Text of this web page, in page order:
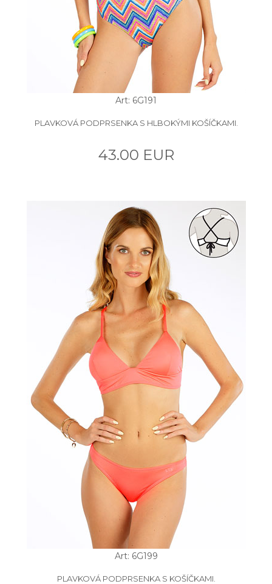
Art: 6G191
PLAVKOVÁ PODPRSENKA S HLBOKÝMI KOŠÍČKAMI.
43.00 EUR
Art: 6G199
PLAVKOVÁ PODPRSENKA S KOŠÍČKAMI.